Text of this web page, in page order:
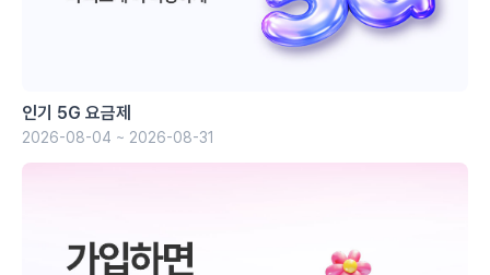
인기 5G 요금제
2026-08-04 ~ 2026-08-31